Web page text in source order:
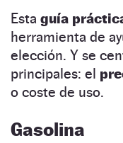
Esta guía
herramienta de
elección. Y se
principales: el
o coste de uso.
Gasolina